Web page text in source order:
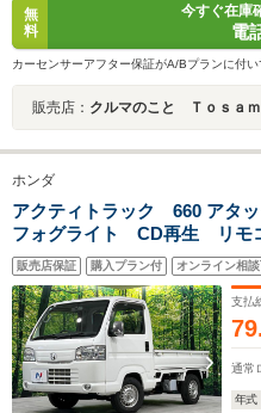
無
料
今すぐ在庫
電
カーセンサーアフター保証がA/Bプランに付
販売店： クルマのこと Ｔｏｓａ
ホンダ
アクティトラック 660 ア
フォグライト CD再生 リ
ーウィンドウ 荷台灯 ドア
販売店保証 購入プラン付 オンライン相
支払
通常
年式